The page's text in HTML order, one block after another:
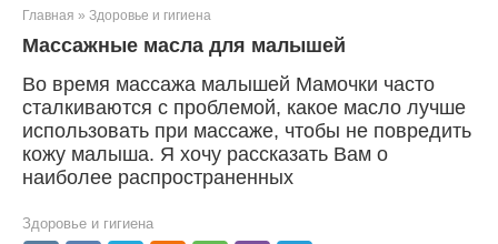
Главная » Здоровье и гигиена
Массажные масла для малышей
Во время массажа малышей Мамочки часто
сталкиваются с проблемой, какое масло лучше
использовать при массаже, чтобы не повредить
кожу малыша. Я хочу рассказать Вам о
наиболее распространенных
Здоровье и гигиена